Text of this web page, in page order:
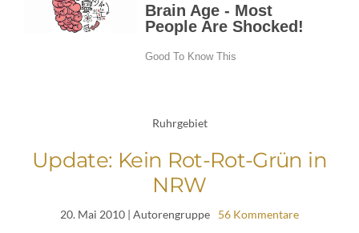
Ruhrgebiet
Update: Kein Rot-Rot-Grün in
NRW
20. Mai 2010 | Autorengruppe 56 Kommentare